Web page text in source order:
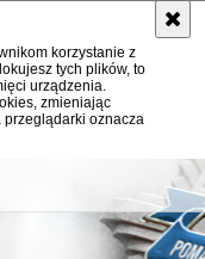
korzystanie z
tych plików, to
urządzenia.
zmieniając
oznacza